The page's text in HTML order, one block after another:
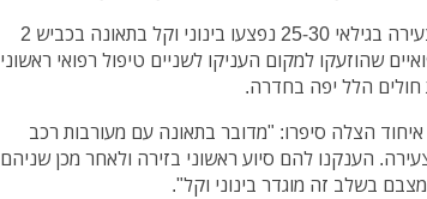
בשעות הבוקר (חמישי) צעיר וצעירה בגילאי 25-30 נפצעו בינוני וקל בתאונה בכביש 2
שהוזעקו למקום העניקו לשניים טיפול רפואי ראשוני
חולים הלל יפה בחדרה.
איחוד הצלה סיפרו: "מדובר בתאונה עם מעורבות רכב
הענקנו להם סיוע ראשוני בזירה ולאחר מכן שניהם
בשלב זה מוגדר בינוני וקל".